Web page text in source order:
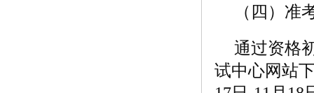
（四）准
通过资格
试中心网站